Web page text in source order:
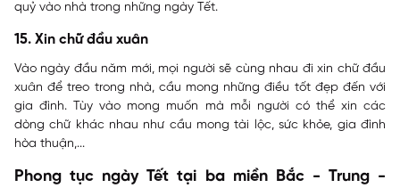
quỷ vào nhà trong những ngày Tết.
15. Xin chữ đầu xuân
Vào ngày đầu năm mới, mọi người sẽ cùng nhau đi xin chữ đầu
xuân để treo trong nhà, cầu mong những điều tốt đẹp đến với
gia đình. Tùy vào mong muốn mà mỗi người có thể xin các
dòng chữ khác nhau như cầu mong tài lộc, sức khỏe, gia đình
hòa thuận,...
Phong tục ngày Tết tại ba miền Bắc - Trung -